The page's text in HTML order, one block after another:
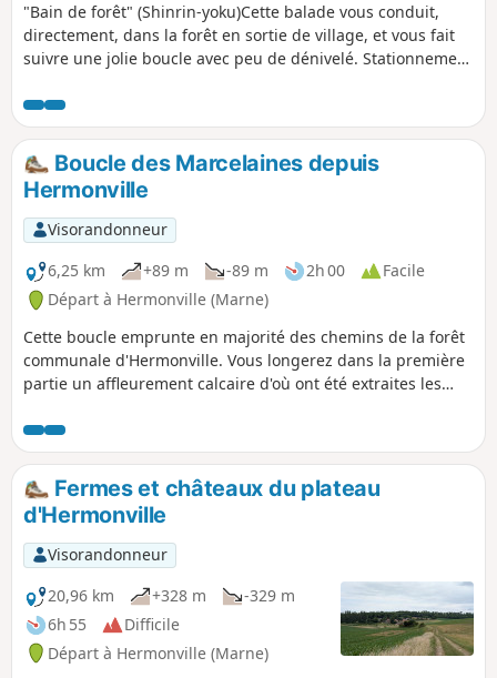
"Bain de forêt" (Shinrin-yoku)Cette balade vous conduit,
directement, dans la forêt en sortie de village, et vous fait
suivre une jolie boucle avec peu de dénivelé. Stationnement
Boucle des Marcelaines depuis
Hermonville
Visorandonneur
6,25 km
+89 m -89 m 2h 00
Facile
Départ à Hermonville (Marne)
Cette boucle emprunte en majorité des chemins de la forêt
communale d'Hermonville. Vous longerez dans la première
partie un affleurement calcaire d'où ont été extraites les
historiques, puis profiterez des bois de feuillus du fond des
Marcelaines, avant de ressortir à travers les vignes avec
une jolie vue sur le château de Marzilly.
Fermes et châteaux du plateau
d'Hermonville
Visorandonneur
20,96 km
+328 m
-329 m
6h 55
Difficile
Départ à Hermonville (Marne)